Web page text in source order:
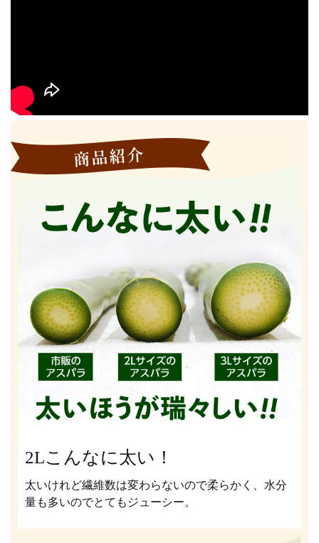
2Lこんなに太い！
太いけれど繊維数は変わらないので柔らかく、水分
量も多いのでとてもジューシー。